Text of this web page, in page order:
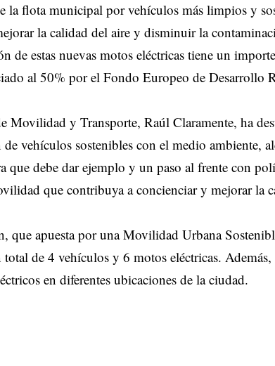
la flota municipal por vehículos más limpios y
la calidad del aire y disminuir la
de estas nuevas motos eléctricas tiene un
al 50% por el Fondo Europeo de Desarrollo
Movilidad y Transporte, Raúl Claramente, ha
vehículos sostenibles con el medio ambiente,
que debe dar ejemplo y un paso al frente con
que contribuya a concienciar y mejorar la
que apuesta por una Movilidad Urbana
de 4 vehículos y 6 motos eléctricas.
en diferentes ubicaciones de la ciudad.